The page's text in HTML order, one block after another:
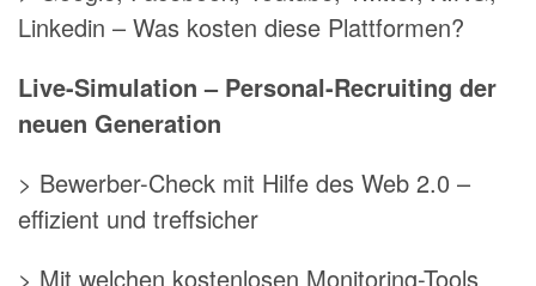
Linkedin – Was kosten diese Plattformen?
Live-Simulation – Personal-Recruiting der
neuen Generation
> Bewerber-Check mit Hilfe des Web 2.0 –
effizient und treffsicher
> Mit welchen kostenlosen Monitoring-Tools